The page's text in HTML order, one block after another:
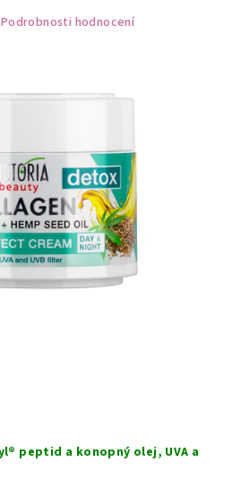
peptid a konopný olej, UVA a
Podrobnosti hodnocení